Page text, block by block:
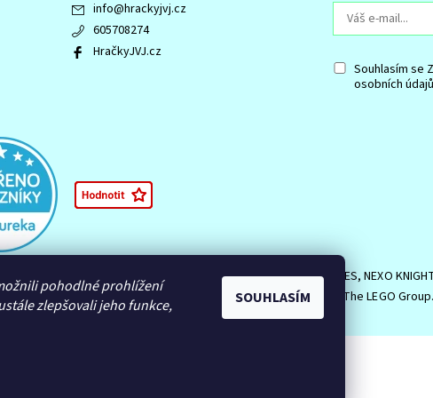
info@hrackyjvj.cz
605708274
HračkyJVJ.cz
Souhlasím se
osobních
NINJAGO, logo FRIENDS, logo HIDDEN SIDE, logo MINIFIGURES, NEXO
nebo jsou chráněny autorským právem LEGO Group. ©2026 The LEGO Group.
pohodlné prohlížení
zlepšovali jeho funkce,
SOUHLASÍM